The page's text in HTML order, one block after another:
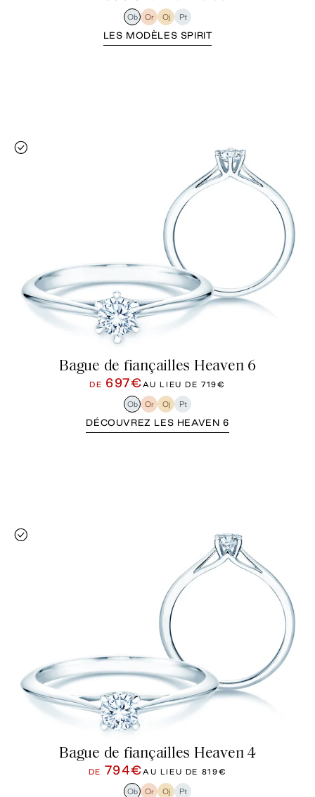
Ob Or Oj Pt
LES MODÈLES SPIRIT
Bague de fiançailles Heaven 6
DE 697€AU LIEU DE719€
Ob Or Oj Pt
DÉCOUVREZ LES HEAVEN 6
Bague de fiançailles Heaven 4
DE 794€AU LIEU DE 819€
Ob Or Oj Pt